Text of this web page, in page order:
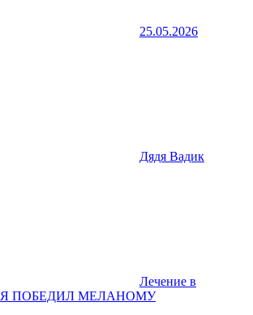
25.05.2026
Дядя Вадик
Лечение в
Я ПОБЕДИЛ МЕЛАНОМУ